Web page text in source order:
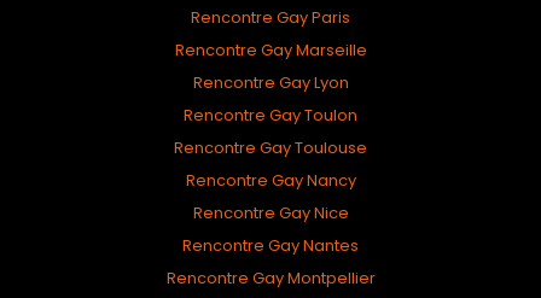
Rencontre Gay Paris
Rencontre Gay Marseille
Rencontre Gay Lyon
Rencontre Gay Toulon
Rencontre Gay Toulouse
Rencontre Gay Nancy
Rencontre Gay Nice
Rencontre Gay Nantes
Rencontre Gay Montpellier